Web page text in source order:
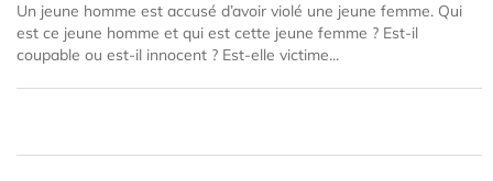
Un jeune homme est accusé d’avoir violé une jeune femme. Qui
est ce jeune homme et qui est cette jeune femme ? Est-il
coupable ou est-il innocent ? Est-elle victime...